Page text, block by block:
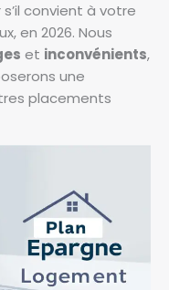
convient à votre
en 2026. Nous
et inconvénients,
une
placements